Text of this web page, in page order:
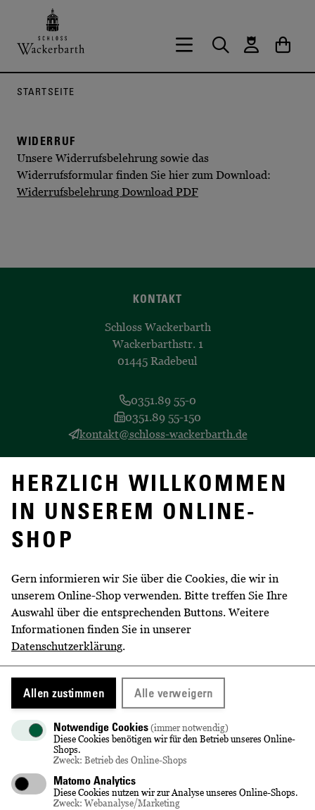
HERZLICH WILLKOMMEN
IN UNSEREM ONLINE-
SHOP
Gern informieren wir Sie über die Cookies, die wir in
unserem Online-Shop verwenden. Bitte treffen Sie Ihre
Auswahl über die entsprechenden Buttons. Weitere
Informationen finden Sie in unserer
Datenschutzerklärung.
Allen zustimmen Alle verweigern
Notwendige Cookies (immer notwendig)
Diese Cookies benötigen wir für den Betrieb unseres Online-
Shops.
Zweck: Betrieb des Online-Shops
Matomo Analytics
Diese Cookies nutzen wir zur Analyse unseres Online-Shops.
Zweck: Webanalyse/Marketing
Zurück zur Startseite vom Onlineshop
Hauptnavigation öffnen
Suche
STARTSEITE
WIDERRUF
Unsere Widerrufsbelehrung sowie das
Widerrufsformular finden Sie hier zum Download:
Widerrufsbelehrung Download PDF
KONTAKT
Schloss Wackerbarth
Wackerbarthstr. 1
01445 Radebeul
0351.89 55-0
0351.89 55-150
kontakt@schloss-wackerbarth.de
Alles zum Erlebnisweingut unterhttps://www.schloss-
wackerbarth.de
EINFACH BESTELLEN
Lieferung innerhalb Deutschlands
Lieferung & Versandkosten
BEQUEM BEZAHLEN
Kreditkarte
Rechnung
PayPal